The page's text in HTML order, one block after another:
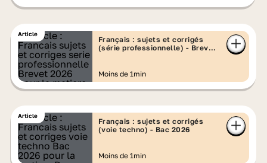
Article
Français : sujets et corrigés
(série professionnelle) - Brevet
Moins de 1min
Article
Français : sujets et corrigés
(voie techno) - Bac 2026
Moins de 1min